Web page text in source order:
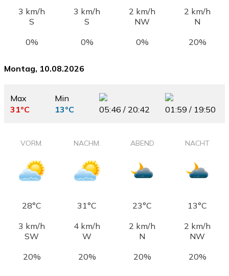
3 km/h
S
3 km/h
S
2 km/h
NW
2 km/h
N
0%
0% 0% 20%
Montag, 10.08.2026
Max
31°C
Min
13°C
05:46 / 20:42 01:59 / 19:50
VORM. NACHM. ABEND NACHT
28°C 31°C 23°C
13°C
3 km/h
SW
4 km/h
W
2 km/h
N
2 km/h
NW
20%
20% 20% 20%